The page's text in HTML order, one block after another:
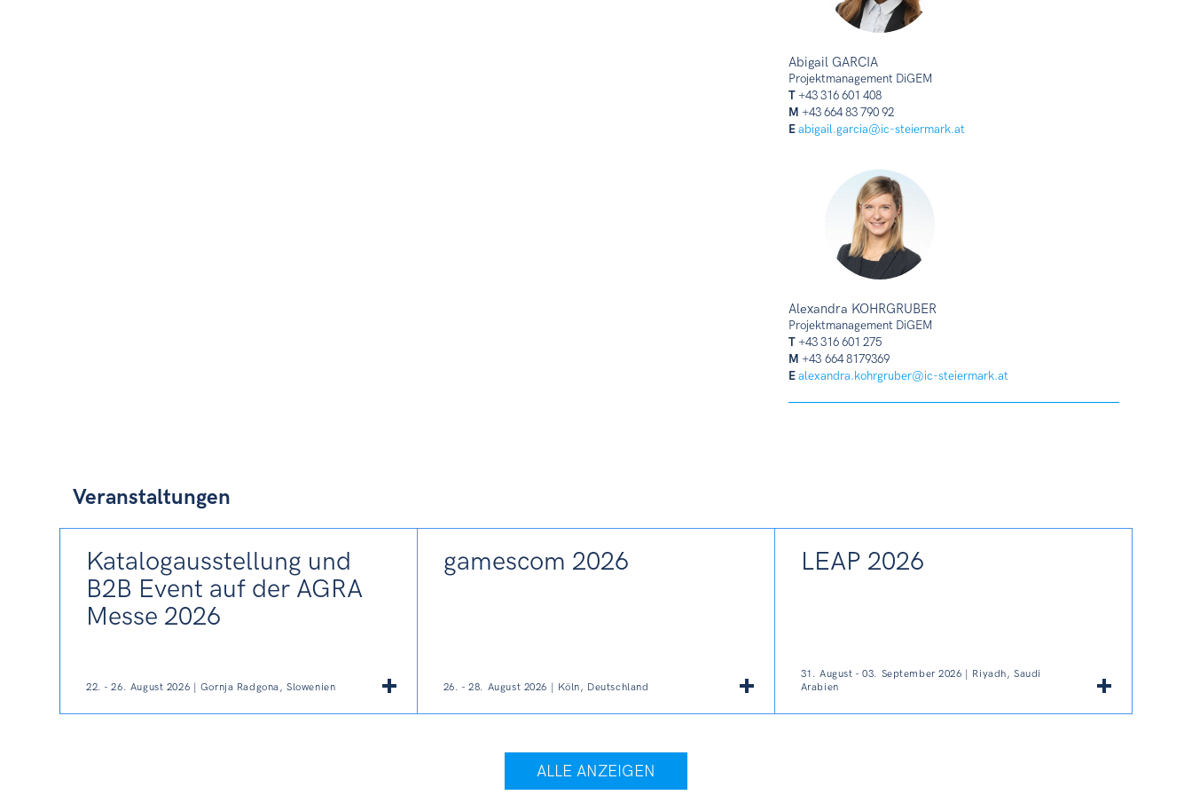
Abigail GARCIA
Projektmanagement DiGEM
T+43 316 601 408
M +43 664 83 790 92
E abigail.garcia@ic-steiermark.at
Alexandra KOHRGRUBER
Projektmanagement DiGEM
T+43 316 601 275
M +43 664 8179369
E alexandra.kohrgruber@ic-steiermark.at
Veranstaltungen
Katalogausstellung und
B2B Event auf der AGRA
Messe 2026
22. - 26. August 2026 | Gornja Radgona, Slowenien
gamescom 2026
26. - 28. August 2026 | Köln, Deutschland
LEAP 2026
31. August - 03. September 2026 | Riyadh, Saudi
Arabien
ALLE ANZEIGEN